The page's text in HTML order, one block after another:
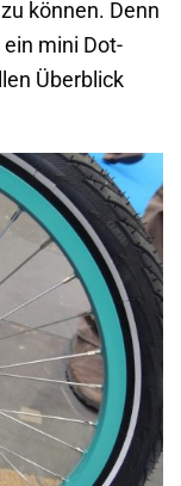
können. Denn
mini Dot-
Überblick